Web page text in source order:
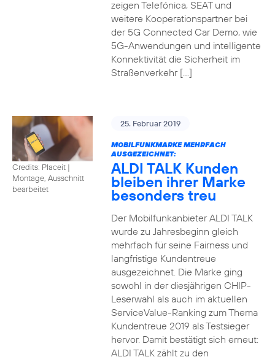
zeigen Telefónica, SEAT und
weitere Kooperationspartner bei
der 5G Connected Car Demo, wie
5G-Anwendungen und intelligente
Konnektivität die Sicherheit im
Straßenverkehr […]
Credits: Placeit |
Montage, Ausschnitt
bearbeitet
25. Februar 2019
MOBILFUNKMARKE MEHRFACH
AUSGEZEICHNET:
ALDI TALK Kunden
bleiben ihrer Marke
besonders treu
Der Mobilfunkanbieter ALDI TALK
wurde zu Jahresbeginn gleich
mehrfach für seine Fairness und
langfristige Kundentreue
ausgezeichnet. Die Marke ging
sowohl in der diesjährigen CHIP-
Leserwahl als auch im aktuellen
ServiceValue-Ranking zum Thema
Kundentreue 2019 als Testsieger
hervor. Damit bestätigt sich erneut:
ALDI TALK zählt zu den